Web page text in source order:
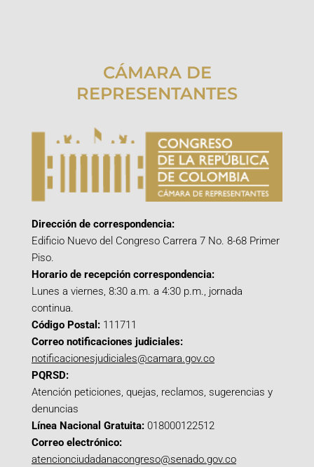
CÁMARA DE
REPRESENTANTES
Dirección de correspondencia:
Edificio Nuevo del Congreso Carrera 7 No. 8-68 Primer
Piso.
Horario de recepción correspondencia:
Lunes a viernes, 8:30 a.m. a 4:30 p.m., jornada
continua.
Código Postal: 111711
Correo notificaciones judiciales:
notificacionesjudiciales@camara.gov.co
PQRSD:
Atención peticiones, quejas, reclamos, sugerencias y
denuncias
Línea Nacional Gratuita: 018000122512
Correo electrónico:
atencionciudadanacongreso@senado.gov.co